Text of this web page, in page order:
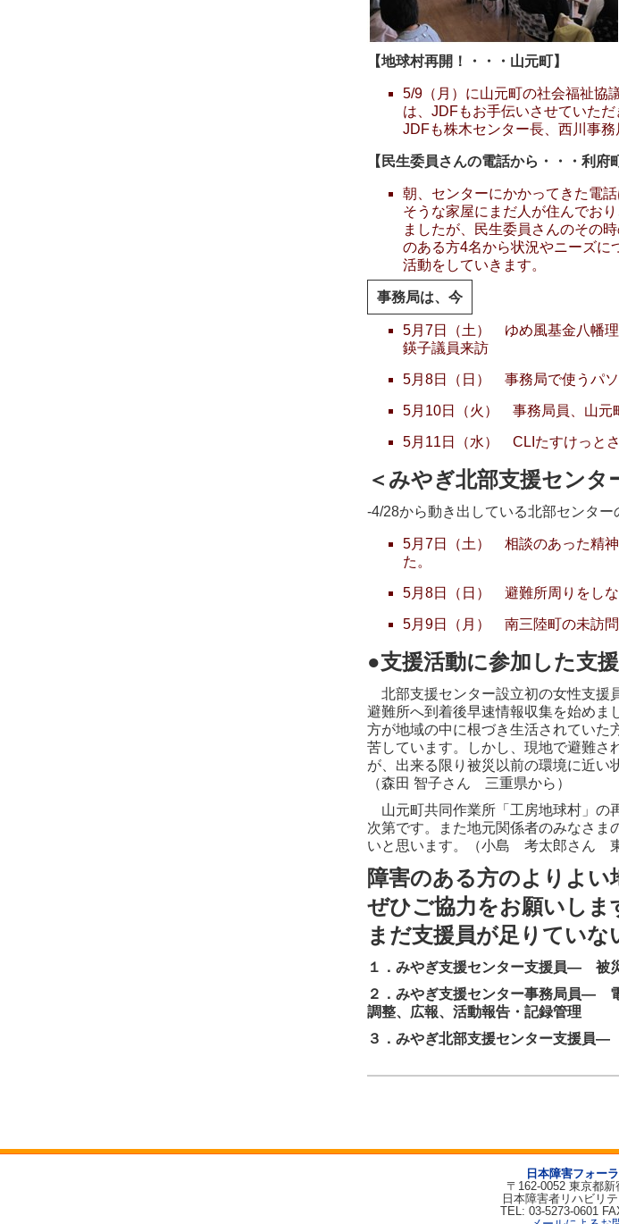
【地球村再開！・・・山元町】
5/9（月）に山元町の社会福祉協
は、JDFもお手伝いさせていた
JDFも株木センター長、西川事務
【民生委員さんの電話から・・・利府
朝、センターにかかってきた電
そうな家屋にまだ人が住んでお
ましたが、民生委員さんのその
のある方4名から状況やニーズに
活動をしていきます。
事務局は、今
5月7日（土） ゆめ風基金八幡理
鍈子議員来訪
5月8日（日） 事務局で使うパソ
5月10日（火） 事務局員、山元
5月11日（水） CLIたすけっと
＜みやぎ北部支援センタ
‐4/28から動き出している北部センター
5月7日（土） 相談のあった精神
た。
5月8日（日） 避難所周りをしな
5月9日（月） 南三陸町の未訪問
●支援活動に参加した支
北部支援センター設立初の女性支援
避難所へ到着後早速情報収集を始めま
方が地域の中に根づき生活されていた
苦しています。しかし、現地で避難さ
が、出来る限り被災以前の環境に近い
（森田 智子さん 三重県から）
山元町共同作業所「工房地球村」の
次第です。また地元関係者のみなさま
いと思います。（小島 考太郎さん 東
障害のある方のよりよい
ぜひご協力をお願いしま
まだ支援員が足りていな
１．みやぎ支援センター支援員― 被
２．みやぎ支援センター事務局員―
調整、広報、活動報告・記録管理
３．みやぎ北部支援センター支援員
日本障害フォーラ
〒162-0052 東京都新
日本障害者リハビリ
TEL: 03-5273-0601